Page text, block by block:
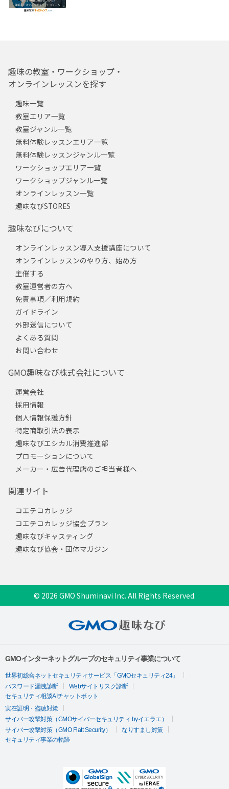
趣味の教室・ワークショップ・
オンラインレッスンを探す
趣味一覧
教室エリア一覧
教室ジャンル一覧
無料体験レッスンエリア一覧
無料体験レッスンジャンル一覧
ワークショップエリア一覧
ワークショップジャンル一覧
オンラインレッスン一覧
趣味なびSTORES
趣味なびについて
オンラインレッスン導入支援講座について
オンラインレッスンのやり方、始め方
主催する
教室運営者の方へ
免責事項／利用規約
ガイドライン
外部送信について
よくある質問
お問い合わせ
GMO趣味なび株式会社について
運営会社
採用情報
個人情報保護方針
特定商取引法の表示
趣味なびエシカル消費推進部
プロモーションについて
メーカー・広告代理店のご担当者様へ
関連サイト
コエテコカレッジ
コエテコカレッジ協会プラン
趣味なびキャスティング
趣味なび協会・団体マガジン
© 2026 GMO Shuminavi Inc. All Rights Reserved.